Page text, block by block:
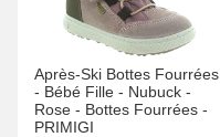
Après-Ski Bottes Fourrées
- Bébé Fille - Nubuck -
Rose - Bottes Fourrées -
PRIMIGI